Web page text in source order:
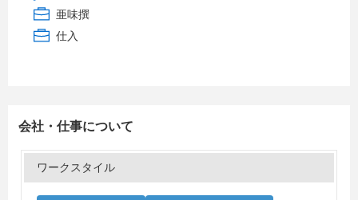
亜味撰
仕入
会社・仕事について
ワークスタイル